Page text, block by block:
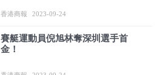
香港商報 2023-09-24
賽艇運動員倪旭林奪深圳選手首
金！